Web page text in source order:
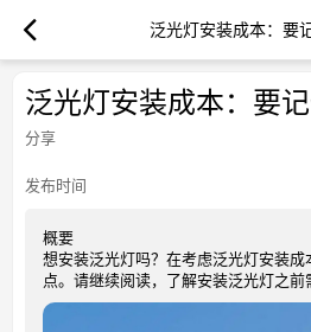
泛光灯安装成本：要
泛光灯安装成本：要
分享
发布时间
概要
想安装泛光灯吗？在考虑泛光灯安装
点。请继续阅读，了解安装泛光灯之前